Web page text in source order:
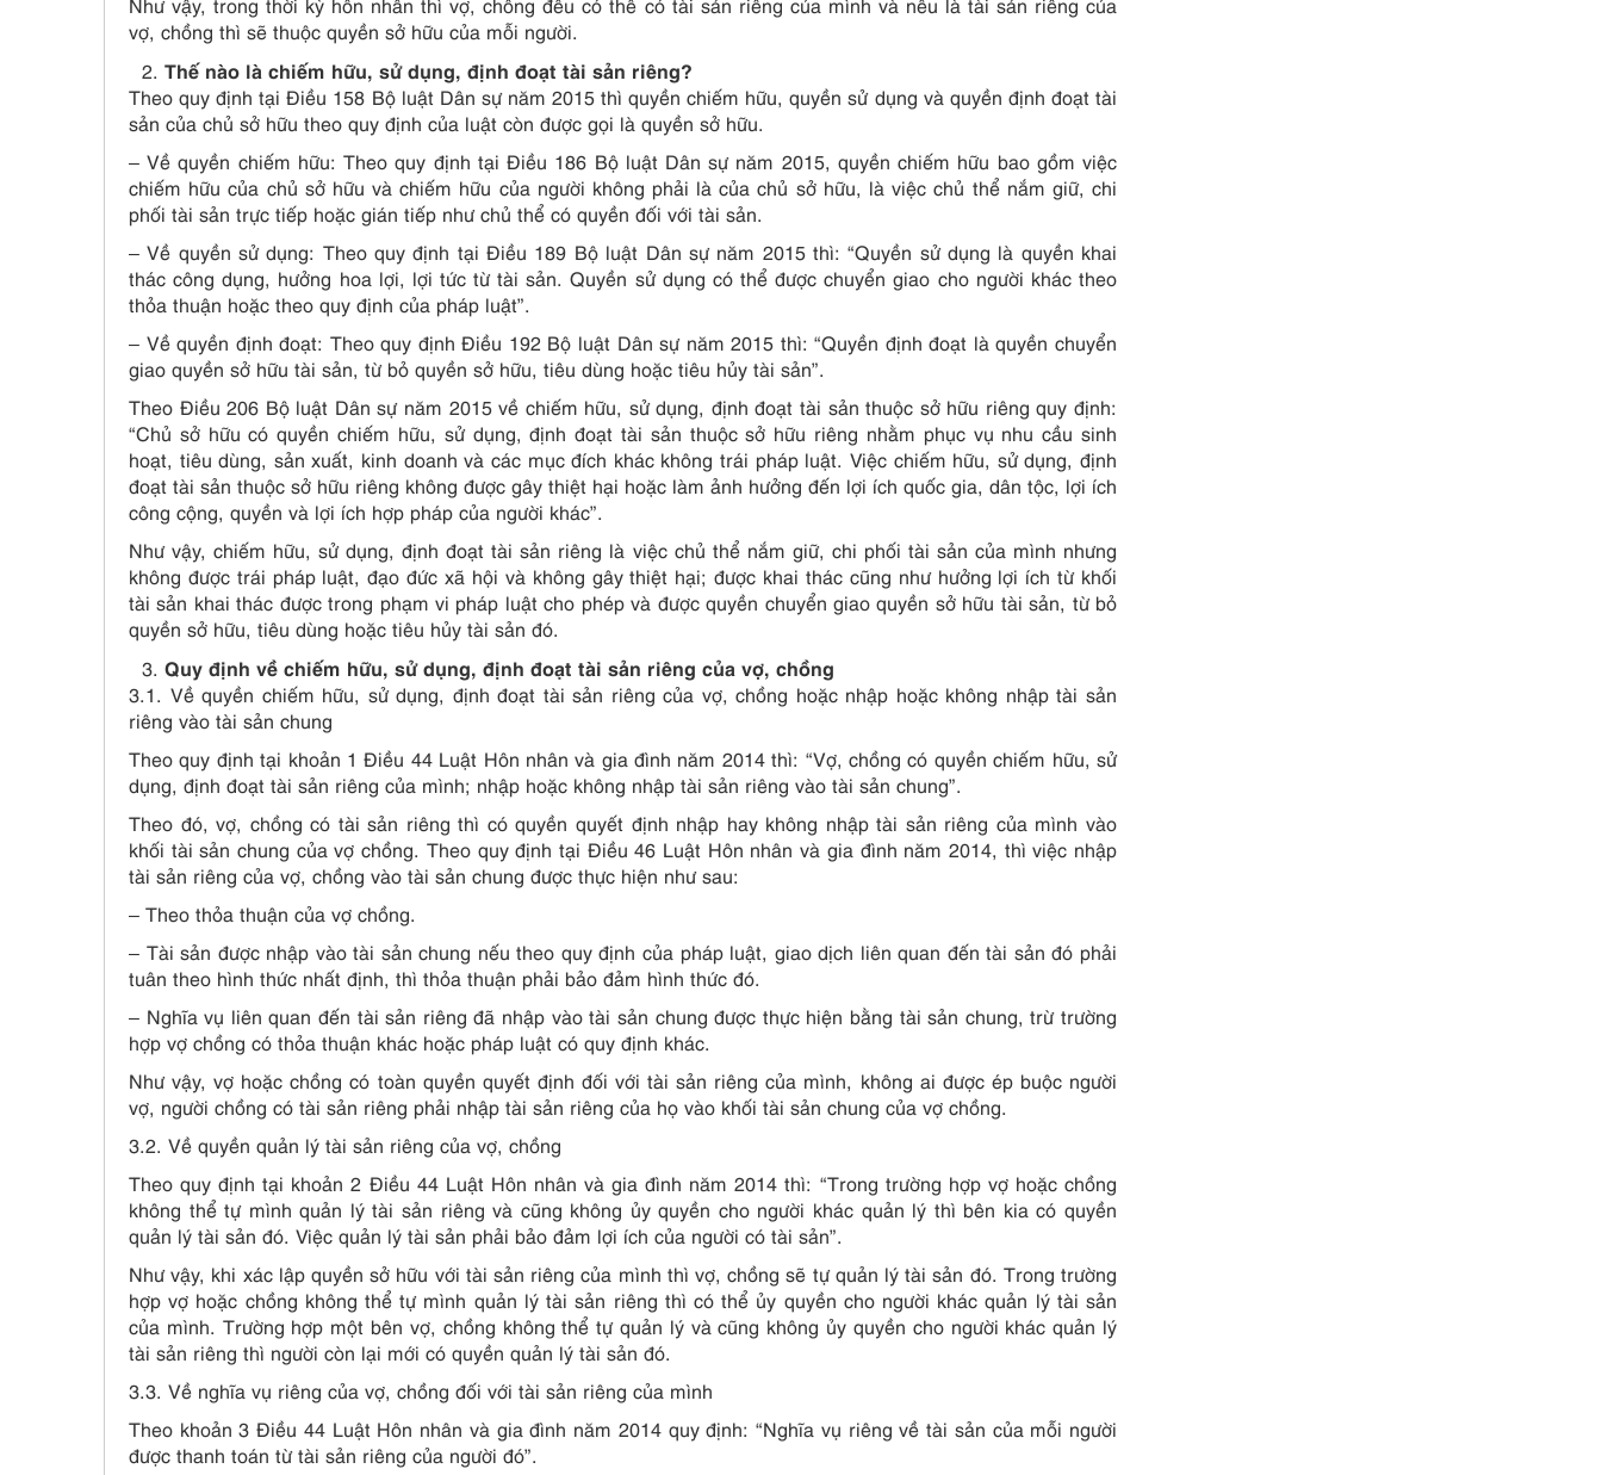
vợ, chồng thì sẽ thuộc quyền sở hữu của mỗi người.
Thế nào là chiếm hữu, sử dụng, định đoạt tài sản riêng?
Theo quy định tại Điều 158 Bộ luật Dân sự năm 2015 thì quyền chiếm hữu, quyền sử dụng và quyền định đoạt tài
sản của chủ sở hữu theo quy định của luật còn được gọi là quyền sở hữu.
– Về quyền chiếm hữu: Theo quy định tại Điều 186 Bộ luật Dân sự năm 2015, quyền chiếm hữu bao gồm việc
chiếm hữu của chủ sở hữu và chiếm hữu của người không phải là của chủ sở hữu, là việc chủ thể nắm giữ, chi
phối tài sản trực tiếp hoặc gián tiếp như chủ thể có quyền đối với tài sản.
– Về quyền sử dụng: Theo quy định tại Điều 189 Bộ luật Dân sự năm 2015 thì: “Quyền sử dụng là quyền khai
thác công dụng, hưởng hoa lợi, lợi tức từ tài sản. Quyền sử dụng có thể được chuyển giao cho người khác theo
thỏa thuận hoặc theo quy định của pháp luật”.
– Về quyền định đoạt: Theo quy định Điều 192 Bộ luật Dân sự năm 2015 thì: “Quyền định đoạt là quyền chuyển
giao quyền sở hữu tài sản, từ bỏ quyền sở hữu, tiêu dùng hoặc tiêu hủy tài sản”.
Theo Điều 206 Bộ luật Dân sự năm 2015 về chiếm hữu, sử dụng, định đoạt tài sản thuộc sở hữu riêng quy định:
“Chủ sở hữu có quyền chiếm hữu, sử dụng, định đoạt tài sản thuộc sở hữu riêng nhằm phục vụ nhu cầu sinh
hoạt, tiêu dùng, sản xuất, kinh doanh và các mục đích khác không trái pháp luật. Việc chiếm hữu, sử dụng, định
đoạt tài sản thuộc sở hữu riêng không được gây thiệt hại hoặc làm ảnh hưởng đến lợi ích quốc gia, dân tộc, lợi ích
công cộng, quyền và lợi ích hợp pháp của người khác”.
Như vậy, chiếm hữu, sử dụng, định đoạt tài sản riêng là việc chủ thể nắm giữ, chi phối tài sản của mình nhưng
không được trái pháp luật, đạo đức xã hội và không gây thiệt hại; được khai thác cũng như hưởng lợi ích từ khối
tài sản khai thác được trong phạm vi pháp luật cho phép và được quyền chuyển giao quyền sở hữu tài sản, từ bỏ
quyền sở hữu, tiêu dùng hoặc tiêu hủy tài sản đó.
Quy định về chiếm hữu, sử dụng, định đoạt tài sản riêng của vợ, chồng
3.1. Về quyền chiếm hữu, sử dụng, định đoạt tài sản riêng của vợ, chồng hoặc nhập hoặc không nhập tài sản
riêng vào tài sản chung
Theo quy định tại khoản 1 Điều 44 Luật Hôn nhân và gia đình năm 2014 thì: “Vợ, chồng có quyền chiếm hữu, sử
dụng, định đoạt tài sản riêng của mình; nhập hoặc không nhập tài sản riêng vào tài sản chung”.
Theo đó, vợ, chồng có tài sản riêng thì có quyền quyết định nhập hay không nhập tài sản riêng của mình vào
khối tài sản chung của vợ chồng. Theo quy định tại Điều 46 Luật Hôn nhân và gia đình năm 2014, thì việc nhập
tài sản riêng của vợ, chồng vào tài sản chung được thực hiện như sau:
– Theo thỏa thuận của vợ chồng.
– Tài sản được nhập vào tài sản chung nếu theo quy định của pháp luật, giao dịch liên quan đến tài sản đó phải
tuân theo hình thức nhất định, thì thỏa thuận phải bảo đảm hình thức đó.
– Nghĩa vụ liên quan đến tài sản riêng đã nhập vào tài sản chung được thực hiện bằng tài sản chung, trừ trường
hợp vợ chồng có thỏa thuận khác hoặc pháp luật có quy định khác.
Như vậy, vợ hoặc chồng có toàn quyền quyết định đối với tài sản riêng của mình, không ai được ép buộc người
vợ, người chồng có tài sản riêng phải nhập tài sản riêng của họ vào khối tài sản chung của vợ chồng.
3.2. Về quyền quản lý tài sản riêng của vợ, chồng
Theo quy định tại khoản 2 Điều 44 Luật Hôn nhân và gia đình năm 2014 thì: “Trong trường hợp vợ hoặc chồng
không thể tự mình quản lý tài sản riêng và cũng không ủy quyền cho người khác quản lý thì bên kia có quyền
quản lý tài sản đó. Việc quản lý tài sản phải bảo đảm lợi ích của người có tài sản”.
Như vậy, khi xác lập quyền sở hữu với tài sản riêng của mình thì vợ, chồng sẽ tự quản lý tài sản đó. Trong trường
hợp vợ hoặc chồng không thể tự mình quản lý tài sản riêng thì có thể ủy quyền cho người khác quản lý tài sản
của mình. Trường hợp một bên vợ, chồng không thể tự quản lý và cũng không ủy quyền cho người khác quản lý
tài sản riêng thì người còn lại mới có quyền quản lý tài sản đó.
3.3. Về nghĩa vụ riêng của vợ, chồng đối với tài sản riêng của mình
Theo khoản 3 Điều 44 Luật Hôn nhân và gia đình năm 2014 quy định: “Nghĩa vụ riêng về tài sản của mỗi người
được thanh toán từ tài sản riêng của người đó”.